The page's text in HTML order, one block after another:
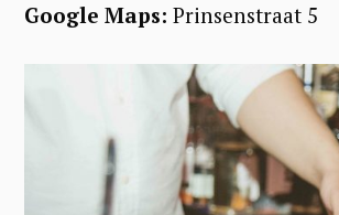
Google Maps: Prinsenstraat 5